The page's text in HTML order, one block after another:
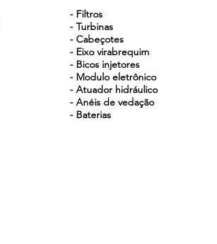
- Filtros
- Turbinas
- Cabeçotes
- Eixo virabrequim
- Bicos injetores
- Modulo eletrônico
- Atuador hidráulico
- Anéis de vedação
- Baterias